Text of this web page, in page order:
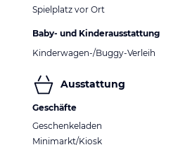
Spielplatz vor Ort
Baby- und Kinderausstattung
Kinderwagen-/Buggy-Verleih
Ausstattung
Geschäfte
Geschenkeladen
Minimarkt/Kiosk